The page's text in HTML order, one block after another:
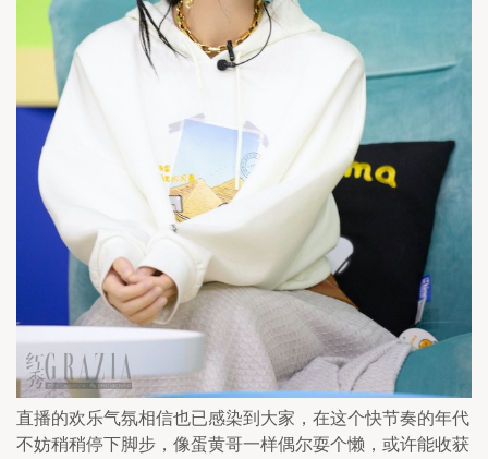
直播的欢乐气氛相信也已感染到大家，在这个快节奏的年代
不妨稍稍停下脚步，像蛋黄哥一样偶尔耍个懒，或许能收获